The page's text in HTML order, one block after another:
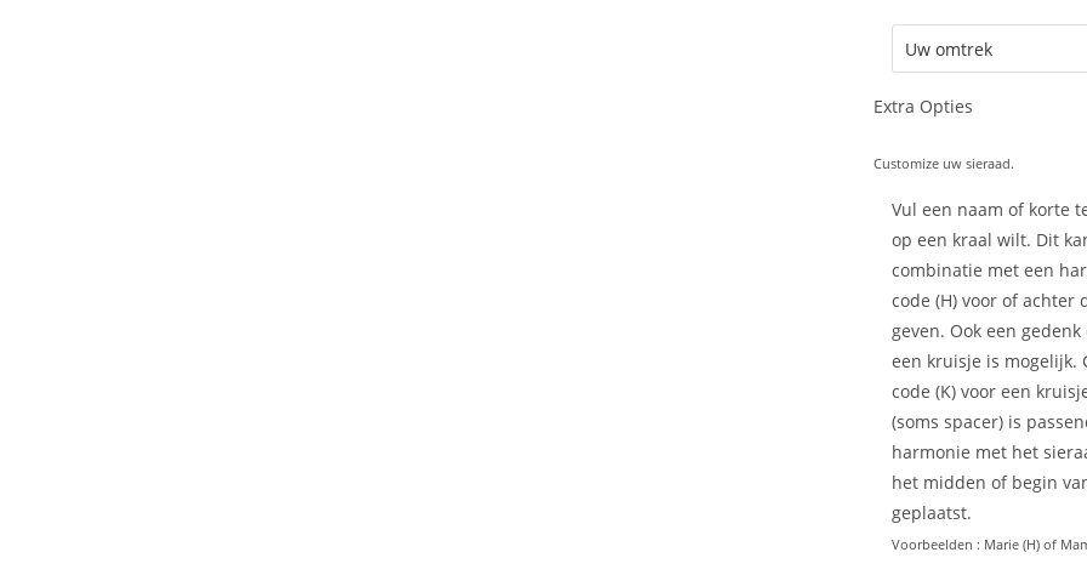
Extra Opties
Customize uw sieraad.
Vul een naam of korte
op een kraal wilt. Dit
combinatie met een
code (H) voor of achter
geven. Ook een
een kruisje is mogelijk.
code (K) voor een
(soms spacer) is
harmonie met het
het midden of begin
geplaatst.
Voorbeelden : Marie (H) of